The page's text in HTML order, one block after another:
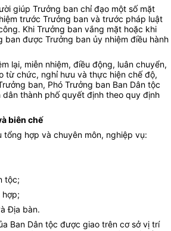
giúp Trưởng ban chỉ đạo một số mặt
trước Trưởng ban và trước pháp luật
Khi Trưởng ban vắng mặt hoặc khi
ban được Trưởng ban ủy nhiệm điều hành
lại, miễn nhiệm, điều động, luân chuyển,
từ chức, nghỉ hưu và thực hiện chế độ,
ban, Phó Trưởng ban Ban Dân tộc
dân thành phố quyết định theo quy định
biên chế
tổng hợp và chuyên môn, nghiệp vụ:
tộc;
hợp;
Địa bàn.
Ban Dân tộc được giao trên cơ sở vị trí